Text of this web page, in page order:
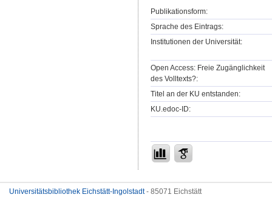
Publikationsform:
Sprache des Eintrags:
Institutionen der Universität:
Open Access: Freie Zugänglichkeit
des Volltexts?:
Titel an der KU entstanden:
KU.edoc-ID:
Universitätsbibliothek Eichstätt-Ingolstadt- 85071 Eichstätt